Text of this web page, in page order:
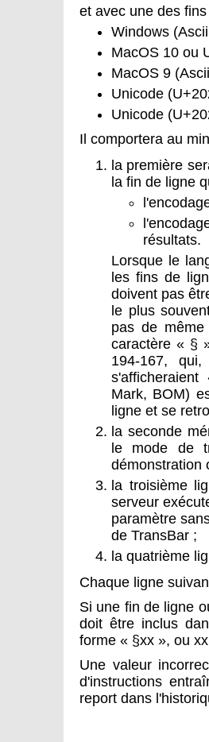
et avec une des
Windows
MacOS 10 ou
MacOS 9
Unicode
Unicode
Il comportera au
la première
la fin de ligne
résultats.
Lorsque le
les fins de
doivent pas
le plus
pas de
caractère « §
194-167,
Mark, BOM)
ligne et se
la seconde
le mode de
démonstration
la troisième
serveur
paramètre
de TransBar ;
la quatrième
Chaque ligne
Si une fin de ligne
doit être inclus
forme « §xx », ou
Une valeur
d'instructions
report dans